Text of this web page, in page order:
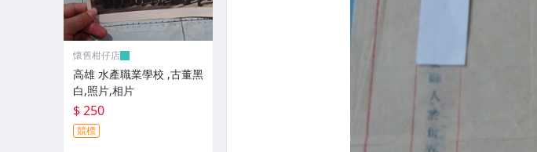
懷舊柑仔店
高雄 水產職業學校 ,古董黑
白,照片,相片
$ 250
競標